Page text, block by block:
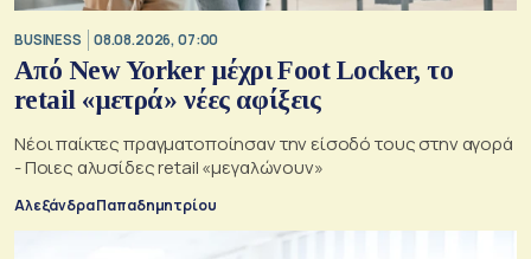
BUSINESS 08.08.2026, 07:00
Από New Yorker μέχρι Foot Locker, το
retail «μετρά» νέες αφίξεις
Νέοι παίκτες πραγματοποίησαν την είσοδό τους στην αγορά
- Ποιες αλυσίδες retail «μεγαλώνουν»
Αλεξάνδρα Παπαδημητρίου